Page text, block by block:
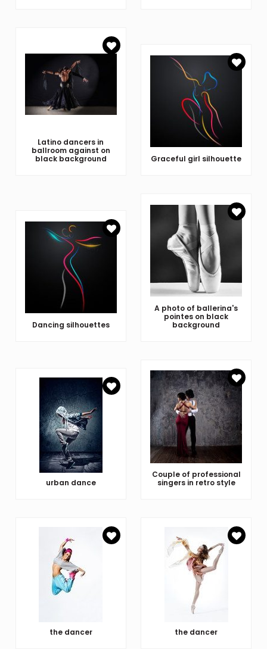
Latino dancers in
ballroom against on
black background
Graceful girl silhouette
Dancing silhouettes
A photo of ballerina's
pointes on black
background
urban dance
Couple of professional
singers in retro style
the dancer the dancer